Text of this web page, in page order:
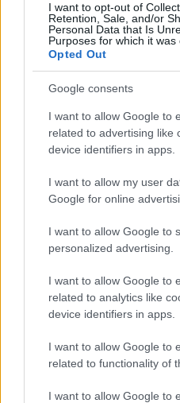
I want to opt-out of
Retention, Sale, and/or
Personal Data that Is
Purposes for which it was
Opted Out
Google consents
I want to allow Google to
related to advertising like
device identifiers in apps.
I want to allow my user
Google for online
I want to allow Google to
personalized advertising.
I want to allow Google to
related to analytics like
device identifiers in apps.
I want to allow Google to
related to functionality of
I want to allow Google to
CRONACA
ROMA
evitare il
contraffatti
20 Novembre 2019 - 09:35
ROMA I Finanzieri del
Roma hanno arrestato,
cinese ventottenne. La
corromperli per evitare